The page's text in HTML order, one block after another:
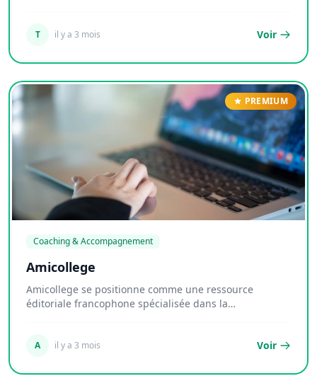
T il y a 3 mois Voir
PREMIUM
Coaching & Accompagnement
Amicollege
Amicollege se positionne comme une ressource
éditoriale francophone spécialisée dans la
A il y a 3 mois Voir